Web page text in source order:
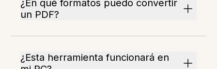
¿En qué formatos puedo convertir
un PDF?
¿Esta herramienta funcionará en